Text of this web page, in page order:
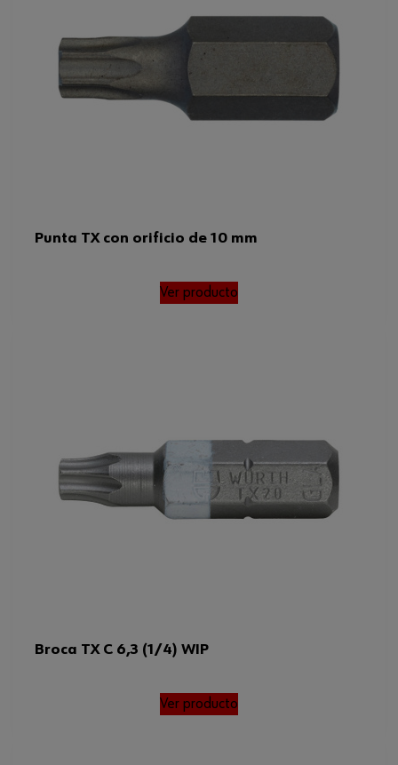
Punta TX con orificio de 10 mm
Ver producto
Broca TX C 6,3 (1/4) WIP
Ver producto